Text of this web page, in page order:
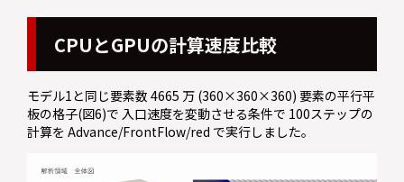
CPUとGPUの計算速度比較
モデル1と同じ要素数 4665 万 (360×360×360) 要素の平行平
板の格子(図6)で 入口速度を変動させる条件で 100ステップの
計算を Advance/FrontFlow/red で実行しました。